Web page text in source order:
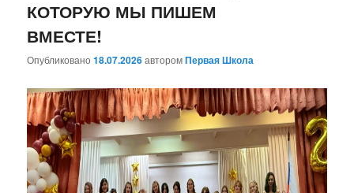
КОТОРУЮ МЫ ПИШЕМ
ВМЕСТЕ!
Опубликовано18.07.2026авторомПервая Школа